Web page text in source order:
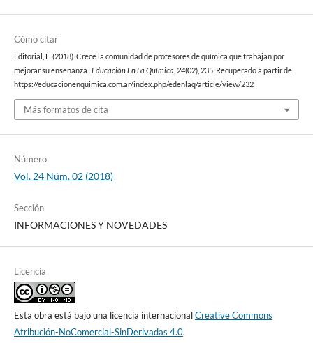
Cómo citar
Editorial, E. (2018). Crece la comunidad de profesores de química que trabajan por
mejorar su enseñanza . Educación En La Química 24(02), 235. Recuperado a partir de
https://educacionenquimica.com.ar/index.php/edenlaq/article/view/232
Más formatos de cita
Número
Vol. 24 Núm. 02 (2018)
Sección
INFORMACIONES Y NOVEDADES
Licencia
Esta obra está bajo una licencia internacionalCreative Commons
Atribución-NoComercial-SinDerivadas 4.0.